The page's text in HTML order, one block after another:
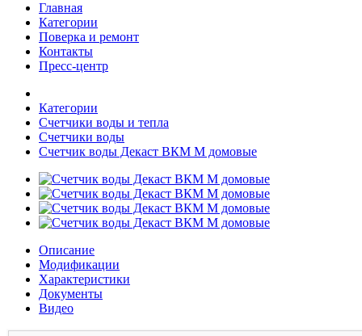
Главная
Категории
Поверка и ремонт
Контакты
Пресс-центр
Категории
Счетчики воды и тепла
Счетчики воды
Счетчик воды Декаст ВКМ М домовые
Описание
Модификации
Характеристики
Документы
Видео